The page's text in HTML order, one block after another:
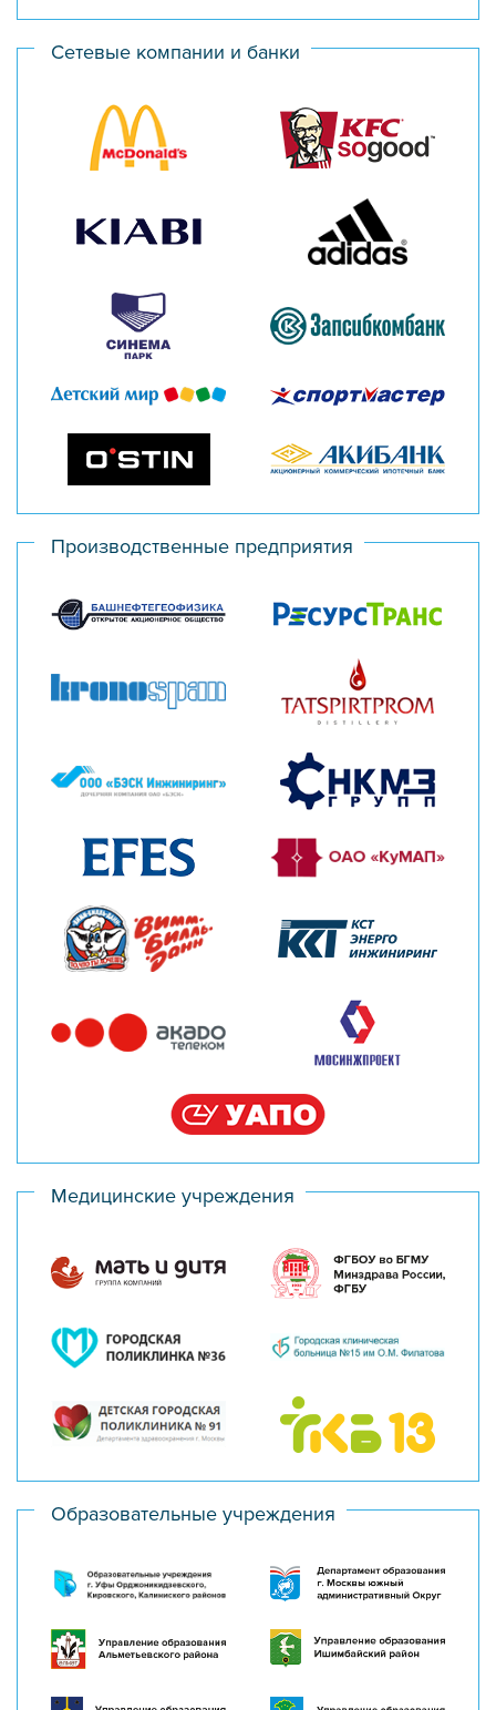
Сетевые компании и банки
Производственные предприятия
Медицинские учреждения
Образовательные учреждения